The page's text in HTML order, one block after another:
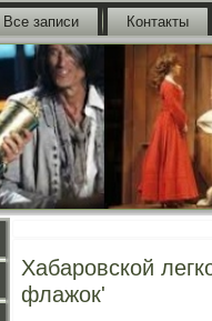
Все записи Контакты
Хабаровской
флажок'